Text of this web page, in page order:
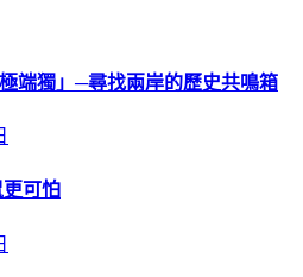
端獨」─尋找兩岸的歷史共鳴箱
可怕